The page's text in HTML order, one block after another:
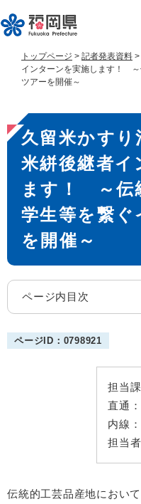
ー
ジ
。
ニ
ュ
て
本
トップページ > 記者発表資料 >
インターンを実施します！ ～
ツアーを開催～
本
文
久留米かす
米絣後継者
ます！ ～伝
学生等を繋ぐ
を開催～
ページ内目次
ページID：0798921
担当課
直通：
内線：
担当者
伝統的工芸品産地におい